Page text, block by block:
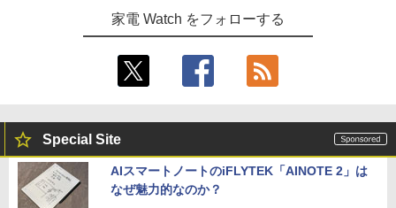
家電 Watch をフォローする
Special Site
AIスマートノートのiFLYTEK「AINOTE 2」は
なぜ魅力的なのか？